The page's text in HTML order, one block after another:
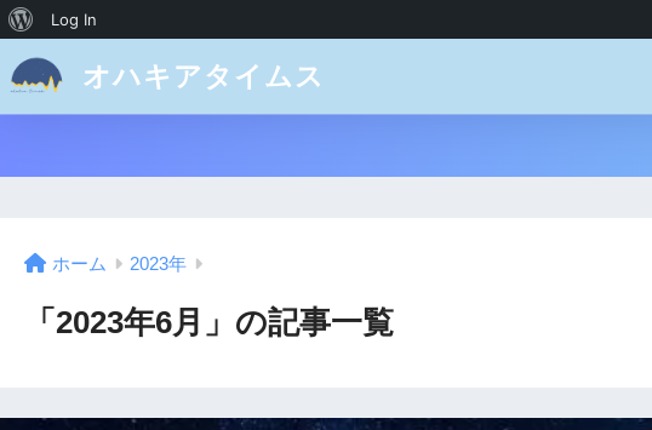
Log In
オハキアタイムス
ホーム 2023年
「2023年6月」の記事一覧